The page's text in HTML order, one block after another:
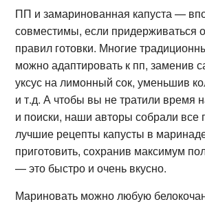
ПП и замаринованная капуста —
совместимы, если придерживаться
правил готовки. Многие
можно адаптировать к пп, заменив
уксус на лимонный сок, уменьшив
и т.д. А чтобы вы не тратили время
и поиски, наши авторы собрали
лучшие рецепты капусты в
приготовить, сохранив максимум
— это быстро и очень вкусно.
Мариновать можно любую